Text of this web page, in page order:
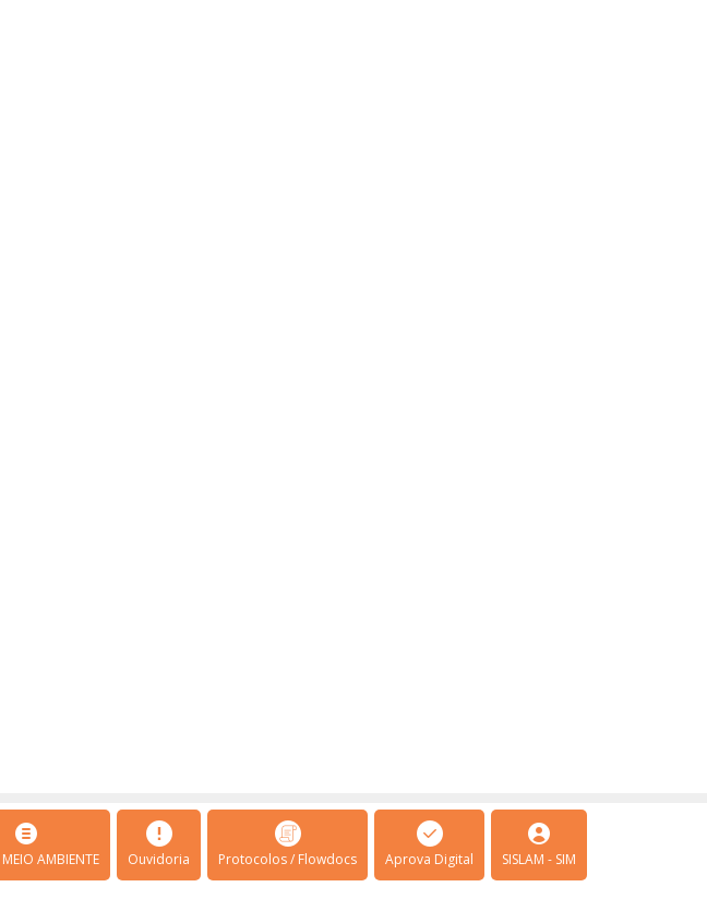
AMBIENTE Ouvidoria Protocolos / Flowdocs Aprova Digital SISLAM - SIM